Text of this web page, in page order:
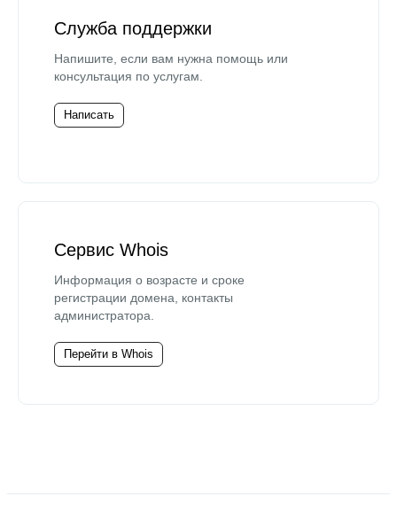
Служба поддержки
Напишите, если вам нужна помощь или
консультация по услугам.
Написать
Сервис Whois
Информация о возрасте и сроке
регистрации домена, контакты
администратора.
Перейти в Whois